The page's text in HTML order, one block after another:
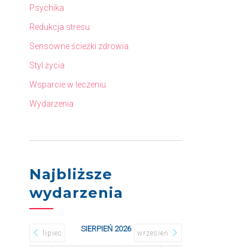
Psychika
Redukcja stresu
Sensowne ścieżki zdrowia
Styl życia
Wsparcie w leczeniu
Wydarzenia
Najbliższe
wydarzenia
lipiec SIERPIEŃ 2026 wrzesień